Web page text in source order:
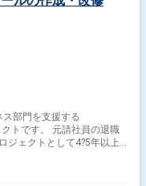
社員の退職
ジェクトとして4?5年以上
参画後に習得可能です。